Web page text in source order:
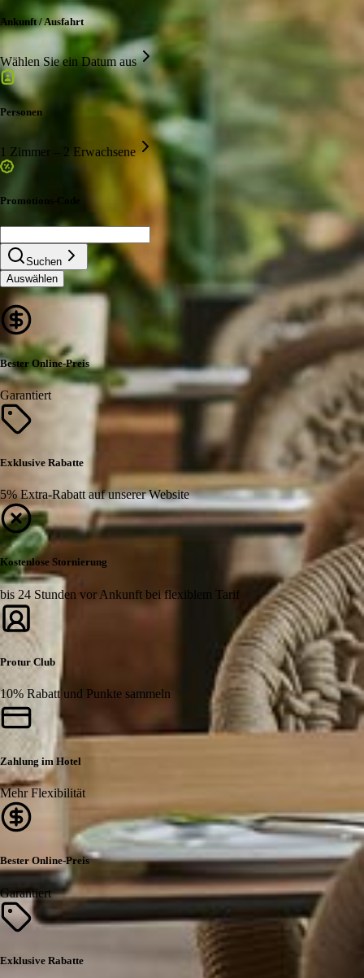
Ankunft / Ausfahrt
Wählen Sie ein Datum aus
Personen
1 Zimmer – 2 Erwachsene
Promotions-Code
Suchen
Auswählen
Bester Online-Preis
Garantiert
Exklusive Rabatte
5% Extra-Rabatt auf unserer Website
Kostenlose Stornierung
bis 24 Stunden vor Ankunft bei flexiblem Tarif
Protur Club
10% Rabatt und Punkte sammeln
Zahlung im Hotel
Mehr Flexibilität
Bester Online-Preis
Garantiert
Exklusive Rabatte